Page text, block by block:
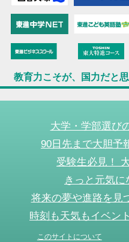
教育力こそが、国力だと思
大学・学部選び
90日先まで大胆予
受験生必見！
きっと元気
将来の夢や進路を見
時刻も天気もイベン
このサイトについて